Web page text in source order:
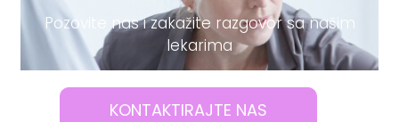
Pozovite nas i zakažite razgovor sa našim
lekarima
KONTAKTIRAJTE NAS